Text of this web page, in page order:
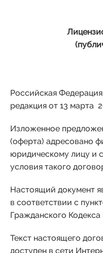
Российская
редакция от 13 марта
Изложенное
(оферта) адресовано
юридическому лицу и
условия такого
Настоящий документ
в соответствии с
Гражданского
Текст настоящего
доступен в сети